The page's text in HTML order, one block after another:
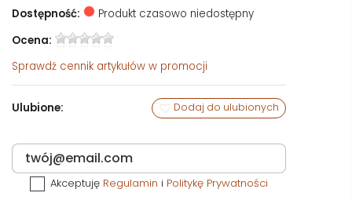
Dostępność:
Produkt czasowo niedostępny
Ocena:
Sprawdź cennik artykułów w promocji
Ulubione: Dodaj do ulubionych
Akceptuję Regulamin i Politykę Prywatności